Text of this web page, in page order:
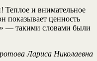
Теплое и внимательное
показывает ценность
— такими словами были
Лариса Николаевна